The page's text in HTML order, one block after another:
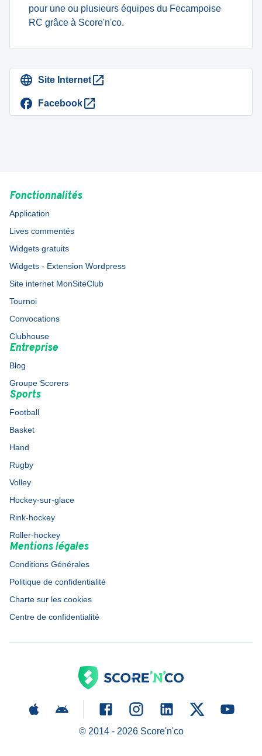
pour une ou plusieurs équipes du Fecampoise
RC grâce à Score'n'co.
Site Internet
Facebook
Fonctionnalités
Application
Lives commentés
Widgets gratuits
Widgets - Extension Wordpress
Site internet MonSiteClub
Tournoi
Convocations
Clubhouse
Entreprise
Blog
Groupe Scorers
Sports
Football
Basket
Hand
Rugby
Volley
Hockey-sur-glace
Rink-hockey
Roller-hockey
Mentions légales
Conditions Générales
Politique de confidentialité
Charte sur les cookies
Centre de confidentialité
© 2014 - 2026Score'n'co